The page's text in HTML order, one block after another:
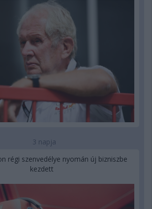
3 napja
régi szenvedélye nyomán új bizniszbe
kezdett